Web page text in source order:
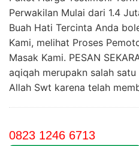
Perwakilan Mulai dari 1.4
Buah Hati Tercinta Anda
Kami, melihat Proses
Masak Kami. PESAN
aqiqah merupakn salah
Allah Swt karena telah
0823 1246 6713